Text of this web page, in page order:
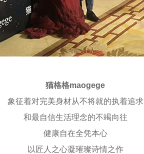
猫格格maogege
象征着对完美身材从不将就的执着追求
和最自信生活理念的不竭向往
健康自在全凭本心
以匠人之心凝璀璨诗情之作